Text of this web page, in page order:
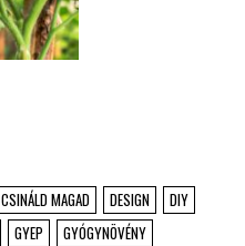
CSINÁLD MAGAD DESIGN
DIY
GYEP
GYÓGYNÖVÉNY